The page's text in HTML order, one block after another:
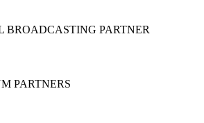
BROADCASTING PARTNER
PARTNERS